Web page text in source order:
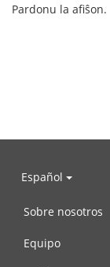
Pardonu la afiŝon.
Español
Sobre nosotros
Equipo